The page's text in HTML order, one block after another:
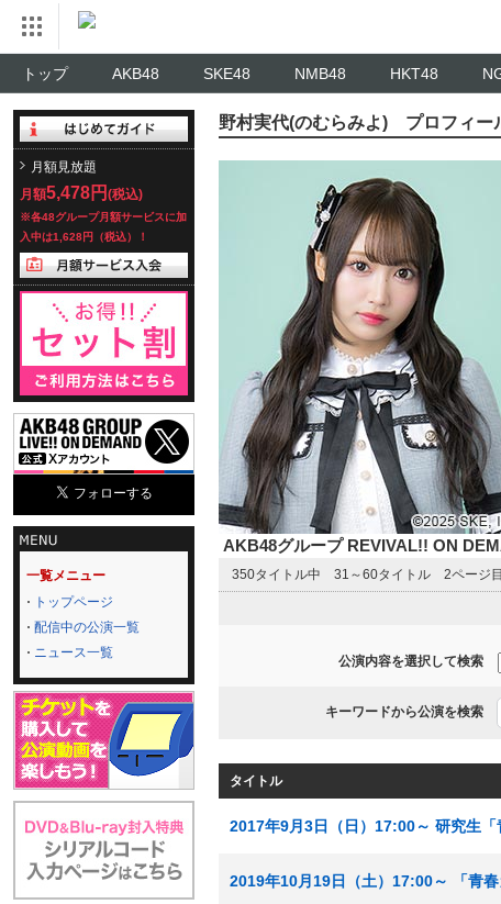
トップ AKB48 SKE48 NMB48 HKT48
月額見放題
月額5,478円 (税込)
※各48グループ月額サービスに加
入中は1,628円（税込）！
一覧メニュー
トップページ
配信中の公演一覧
ニュース一覧
野村実代(のむらみよ) プロフィー
AKB48グループ REVIVAL!! ON
350タイトル中 31～60タイトル 2ページ
公演内容を選択して検索
キーワードから公演を検索
タイトル
2017年9月3日（日）17:00～ 研究生
2019年10月19日（土）17:00～ 「青